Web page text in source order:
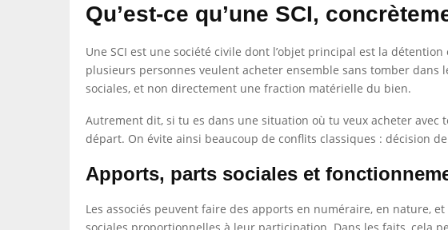
Qu’est-ce qu’une SCI,
Une SCI est une société civile dont l’objet principal est la
plusieurs personnes veulent acheter ensemble sans tomber dans
sociales, et non directement une fraction matérielle du bien.
Autrement dit, si tu es dans une situation où tu veux acheter avec
départ. On évite ainsi beaucoup de conflits classiques : décision
Apports, parts sociales et
Les associés peuvent faire des apports en numéraire, en nature,